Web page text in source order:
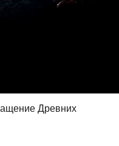
Древних